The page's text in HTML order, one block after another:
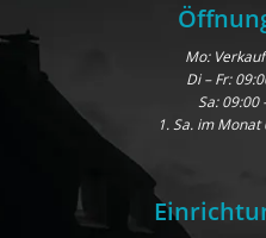
Mo:
Di – Fr:
Sa: 09:00
1. Sa. im